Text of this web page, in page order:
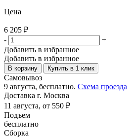
Цена
6 205 ₽
-
+
Добавить в избранное
Добавить в избранное
В корзину Купить в 1 клик
Самовывоз
9 августа, бесплатно. Схема проезда
Доставка г. Москва
11 августа, от 550 ₽
Подъем
бесплатно
Сборка